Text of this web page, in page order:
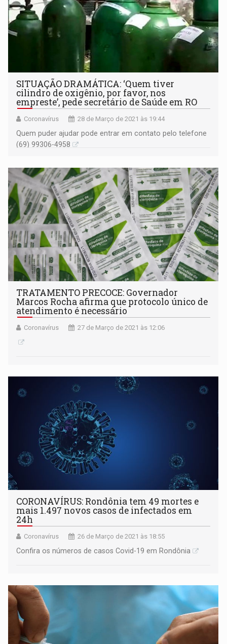
SITUAÇÃO DRAMÁTICA: ‘Quem tiver
cilindro de oxigênio, por favor, nos
empreste’, pede secretário de Saúde em RO
Coronavírus 28 de Março de 2021 às 19:44
Quem puder ajudar pode entrar em contato pelo telefone
(69) 99306-4958
TRATAMENTO PRECOCE: Governador
Marcos Rocha afirma que protocolo único de
atendimento é necessário
Coronavírus 27 de Março de 2021 às 12:06
CORONAVÍRUS: Rondônia tem 49 mortes e
mais 1.497 novos casos de infectados em
24h
Coronavírus 26 de Março de 2021 às 18:55
Confira os números de casos Covid-19 em Rondônia